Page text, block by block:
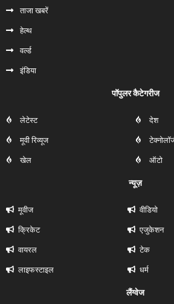
ताजा खबरें
हेल्‍थ
वर्ल्ड
इंडिया
पॉपुलर कैटेगरीज
लेटेस्ट
मूवी रिव्यूज
खेल
देश
ऑटो
न्यूज़
मूवीज
क्रिकेट
वायरल
लाइफस्टाइल
वीडियो
एजुकेशन
टेक
धर्म
लैंग्वेज